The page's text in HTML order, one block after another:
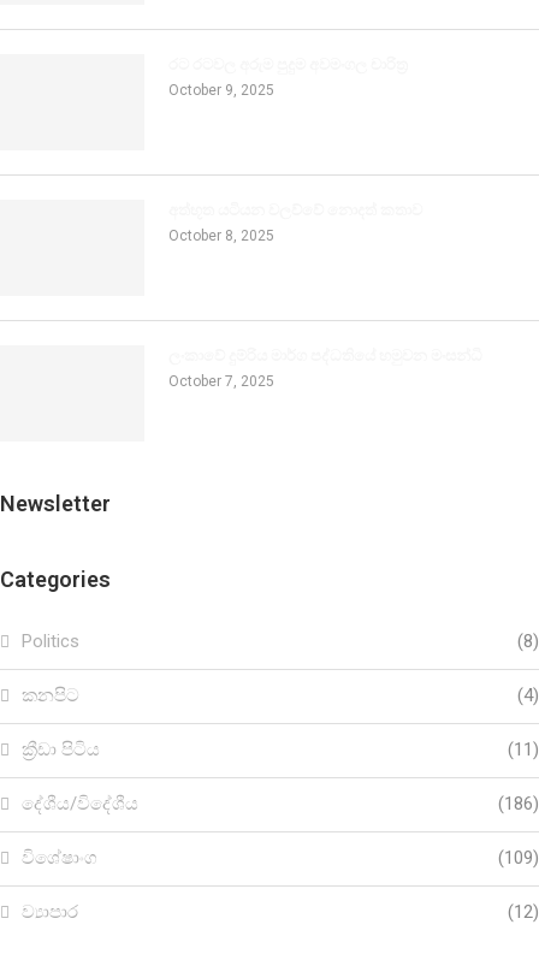
October 9, 2025
October 8, 2025
October 7, 2025
Newsletter
Categories
Politics (8)
කනපිට (4)
ක්‍රීඩා පිටිය (11)
දේශීය/විදේශීය (186)
විශේෂාංග (109)
ව්‍යාපාර (12)